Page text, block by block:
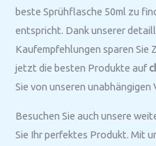
beste Sprühflasche 50ml zu
entspricht. Dank unserer
Kaufempfehlungen sparen Sie
jetzt die besten Produkte auf
Sie von unseren unabhängigen
Besuchen Sie auch unsere
Sie Ihr perfektes Produkt. Mit